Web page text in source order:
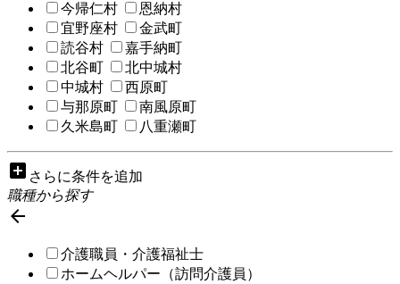
今帰仁村
恩納村
宜野座村
金武町
読谷村
嘉手納町
北谷町
北中城村
中城村
西原町
与那原町
南風原町
久米島町
八重瀬町
add_box さらに条件を追加
職種から探す

介護職員・介護福祉士
ホームヘルパー（訪問介護員）